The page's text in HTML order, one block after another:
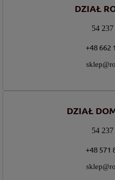
DZIAŁ
54
+48 662
DZIAŁ
54
+48 571